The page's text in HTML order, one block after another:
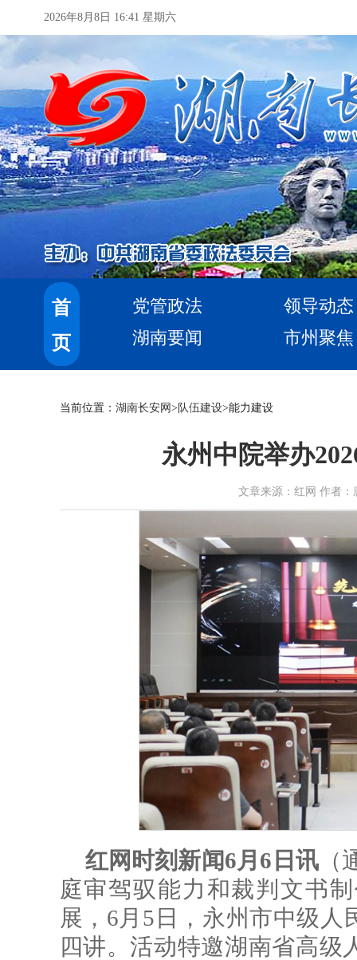
2026年8月8日 16:41 星期六
首
页
党管政法
领导动态
湖南要闻
市州聚焦
当前位置： 湖南长安网 > 队伍建设>能力建设
永州中院举办
文章来源：红网 作者：
红网时刻新闻6月6日讯（
庭审驾驭能力和裁判文书
展，6月5日，永州市中级人
四讲。活动特邀湖南省高级